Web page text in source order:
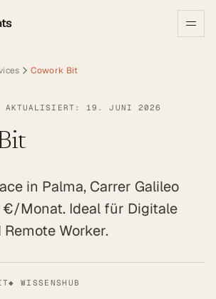
Cowork Bit
AKTUALISIERT: 19. JUNI 2026
in Palma, Carrer Galileo
€/Monat. Ideal für Digitale
Worker.
◆ WISSENSHUB